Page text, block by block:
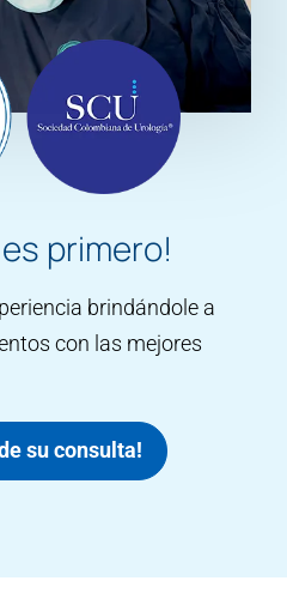
primero!
brindándole a
con las mejores
su consulta!